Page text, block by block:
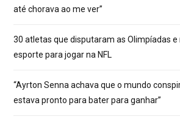
até chorava ao me ver”
30 atletas que disputaram as Olimpíadas
esporte para jogar na NFL
“Ayrton Senna achava que o mundo
estava pronto para bater para ganhar”